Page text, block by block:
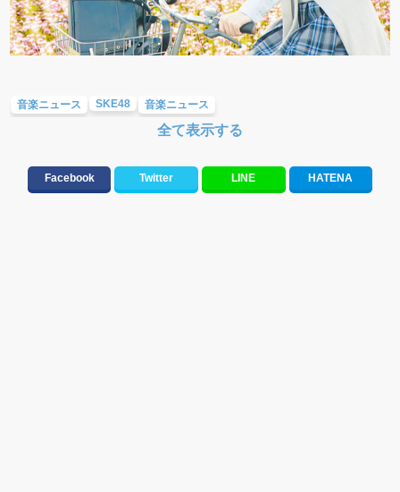
音楽ニュース SKE48 音楽ニュース
全て表示する
Facebook Twitter LINE HATENA